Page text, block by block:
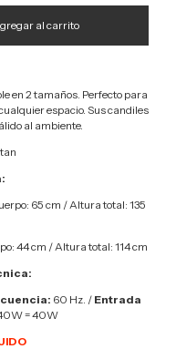
en 2 tamaños. Perfecto para
espacio. Sus candiles
al ambiente.
65 cm / Altura total: 135
44 cm / Altura total: 114 cm
60 Hz. / Entrada
= 40W